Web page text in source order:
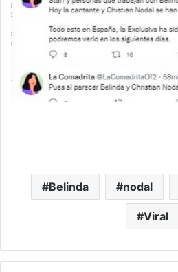
Belinda nodal
Viral